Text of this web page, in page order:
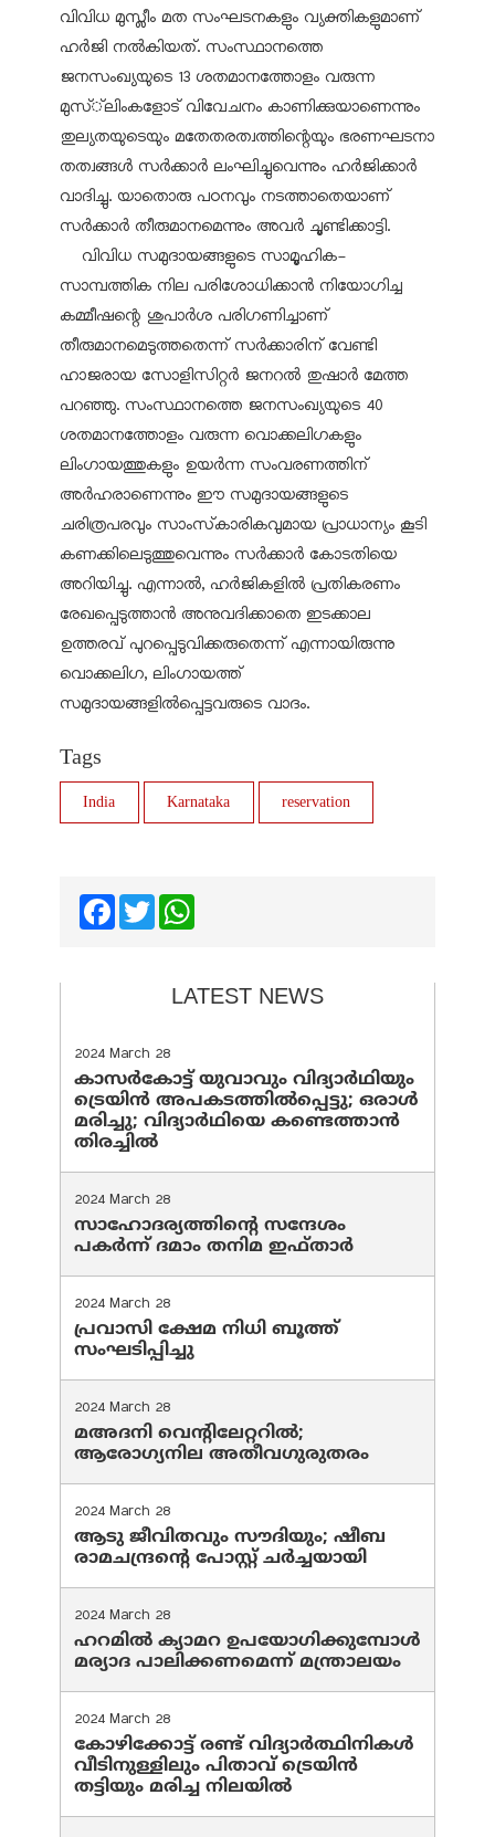
വിവിധ മുസ്ലീം മത സംഘടനകളും വ്യക്തികളുമാണ്
ഹർജി നൽകിയത്. സംസ്ഥാനത്തെ
ജനസംഖ്യയുടെ 13 ശതമാനത്തോളം വരുന്ന
മുസ്്‌ലിംകളോട് വിവേചനം കാണിക്കുയാണെന്നും
തുല്യതയുടെയും മതേതരത്വത്തിന്റെയും ഭരണഘടനാ
തത്വങ്ങൾ സർക്കാർ ലംഘിച്ചുവെന്നും ഹർജിക്കാർ
വാദിച്ചു. യാതൊരു പഠനവും നടത്താതെയാണ്
സർക്കാർ തീരുമാനമെന്നും അവർ ചൂണ്ടിക്കാട്ടി.
വിവിധ സമുദായങ്ങളുടെ സാമൂഹിക-
സാമ്പത്തിക നില പരിശോധിക്കാൻ നിയോഗിച്ച
കമ്മീഷന്റെ ശുപാർശ പരിഗണിച്ചാണ്
തീരുമാനമെടുത്തതെന്ന് സർക്കാരിന് വേണ്ടി
ഹാജരായ സോളിസിറ്റർ ജനറൽ തുഷാർ മേത്ത
പറഞ്ഞു. സംസ്ഥാനത്തെ ജനസംഖ്യയുടെ 40
ശതമാനത്തോളം വരുന്ന വൊക്കലിഗകളും
ലിംഗായത്തുകളും ഉയർന്ന സംവരണത്തിന്
അർഹരാണെന്നും ഈ സമുദായങ്ങളുടെ
ചരിത്രപരവും സാംസ്‌കാരികവുമായ പ്രാധാന്യം കൂടി
കണക്കിലെടുത്തുവെന്നും സർക്കാർ കോടതിയെ
അറിയിച്ചു. എന്നാൽ, ഹർജികളിൽ പ്രതികരണം
രേഖപ്പെടുത്താൻ അനുവദിക്കാതെ ഇടക്കാല
ഉത്തരവ് പുറപ്പെടുവിക്കരുതെന്ന് എന്നായിരുന്നു
വൊക്കലിഗ, ലിംഗായത്ത്
സമുദായങ്ങളിൽപ്പെട്ടവരുടെ വാദം.
Tags
India Karnataka reservation
FacebookTwitter
LATEST NEWS
2024 March 28
കാസർകോട്ട് യുവാവും വിദ്യാർഥിയും
ട്രെയിൻ അപകടത്തിൽപ്പെട്ടു; ഒരാൾ
മരിച്ചു; വിദ്യാർഥിയെ കണ്ടെത്താൻ
തിരച്ചിൽ
2024 March 28
സാഹോദര്യത്തിന്റെ സന്ദേശം
പകർന്ന് ദമാം തനിമ ഇഫ്‌താർ
2024 March 28
പ്രവാസി ക്ഷേമ നിധി ബൂത്ത്
സംഘടിപ്പിച്ചു
2024 March 28
മഅദനി വെന്റിലേറ്ററിൽ;
ആരോഗ്യനില അതീവഗുരുതരം
2024 March 28
ആടു ജീവിതവും സൗദിയും; ഷീബ
രാമചന്ദ്രന്റെ പോസ്റ്റ് ചര്‍ച്ചയായി
2024 March 28
ഹറമില്‍ ക്യാമറ ഉപയോഗിക്കുമ്പോള്‍
മര്യാദ പാലിക്കണമെന്ന് മന്ത്രാലയം
2024 March 28
കോഴിക്കോട്ട് രണ്ട് വിദ്യാർത്ഥിനികൾ
വീടിനുള്ളിലും പിതാവ് ട്രെയിൻ
തട്ടിയും മരിച്ച നിലയിൽ